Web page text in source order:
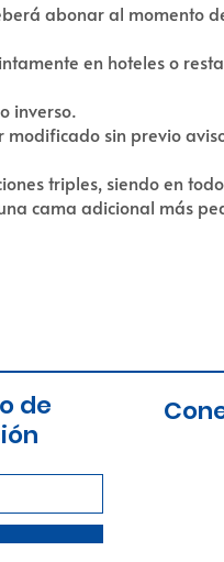
abonar al momento
en hoteles o
inverso.
modificado sin previo
triples, siendo en
cama adicional más
de